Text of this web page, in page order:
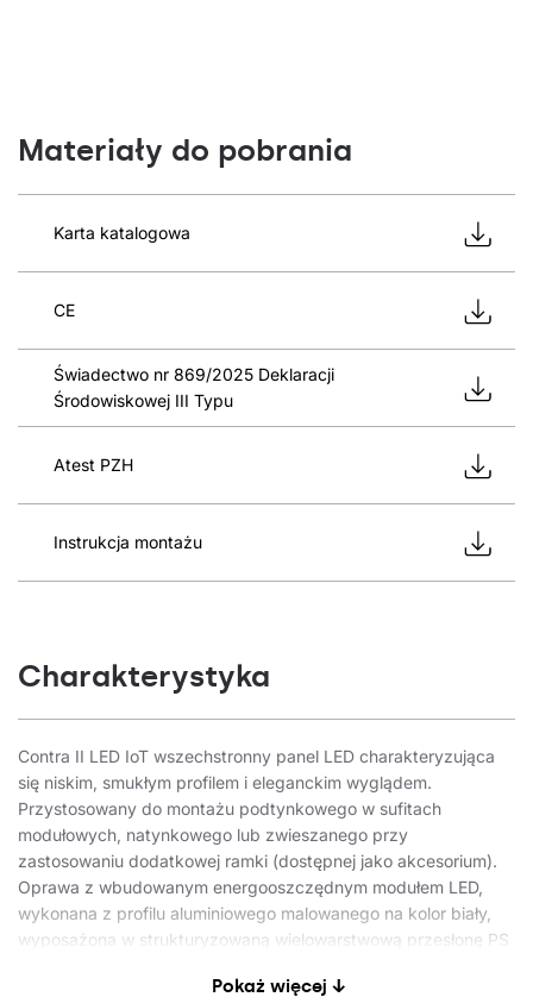
Materiały do pobrania
Karta katalogowa
CE
Świadectwo nr 869/2025 Deklaracji
Środowiskowej III Typu
Atest PZH
Instrukcja montażu
Charakterystyka
Contra II LED IoT wszechstronny panel LED charakteryzująca
się niskim, smukłym profilem i eleganckim wyglądem.
Przystosowany do montażu podtynkowego w sufitach
modułowych, natynkowego lub zwieszanego przy
zastosowaniu dodatkowej ramki (dostępnej jako akcesorium).
Oprawa z wbudowanym energooszczędnym modułem LED,
wykonana z profilu aluminiowego malowanego na kolor biały,
wyposażona w strukturyzowaną wielowarstwową przesłonę PS
Contra II LED IoT to nowa odsłona sprawdzonej serii paneli
Pokaż więcej ↓